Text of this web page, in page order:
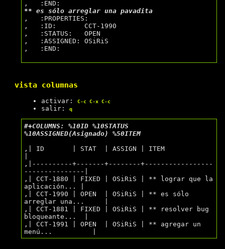
** es sólo arreglar una pavadita
,   :PROPERTIES:
,   :ID:       CCT-1990
,   :STATUS:   OPEN
,   :ASSIGNED: OSiRiS
,   :END:
vista columnas
activar: C-c C-x C-c
salir: q
#+COLUMNS: %10ID %10STATUS
%10ASSIGNED(Asignado) %50ITEM
,| ID       | STAT  | ASSIGN | ITEM
,|----------+-------+--------+-----------------
---------------|
,| CCT-1880 | FIXED | OSiRiS | ** lograr que la
aplicación... |
,| CCT-1990 | OPEN  | OSiRiS | ** es sólo
arreglar una...     |
,| CCT-1881 | FIXED | OSiRiS | ** resolver bug
bloqueante...  |
,| CCT-1991 | OPEN  | OSiRiS | ** agregar un